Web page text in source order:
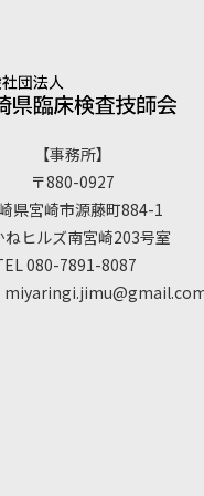
【事務所】
〒880-0927
県宮崎市源藤町884-1
ねヒルズ南宮崎203号室
080-7891-8087